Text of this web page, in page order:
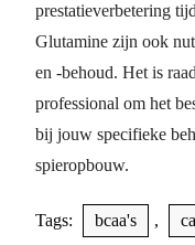
prestatieverbetering
Glutamine zijn ook
en -behoud. Het is
professional om het
bij jouw specifieke
spieropbouw.
Tags: bcaa's ,